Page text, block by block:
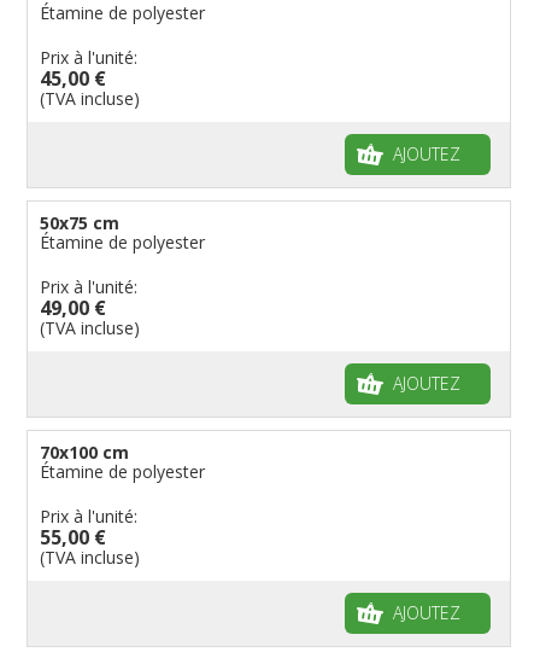
Étamine de polyester
Prix à l'unité:
45,00 €
(TVA incluse)
AJOUTEZ
50x75 cm
Étamine de polyester
Prix à l'unité:
49,00 €
(TVA incluse)
AJOUTEZ
70x100 cm
Étamine de polyester
Prix à l'unité:
55,00 €
(TVA incluse)
AJOUTEZ